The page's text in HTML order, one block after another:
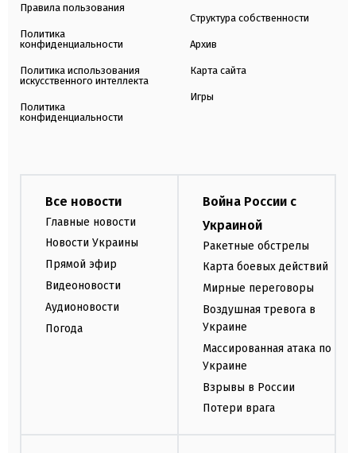
Правила пользования
Политика
конфиденциальности
Политика использования
искусственного интеллекта
Политика
конфиденциальности
Структура собственности
Архив
Карта сайта
Игры
Все новости
Главные новости
Новости Украины
Прямой эфир
Видеоновости
Аудионовости
Погода
Война России с
Украиной
Ракетные обстрелы
Карта боевых действий
Мирные переговоры
Воздушная тревога в
Украине
Массированная атака по
Украине
Взрывы в России
Потери врага